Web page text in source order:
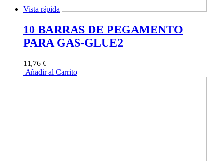
Vista rápida
10 BARRAS DE PEGAMENTO
PARA GAS-GLUE2
11,76 €
Añadir al Carrito